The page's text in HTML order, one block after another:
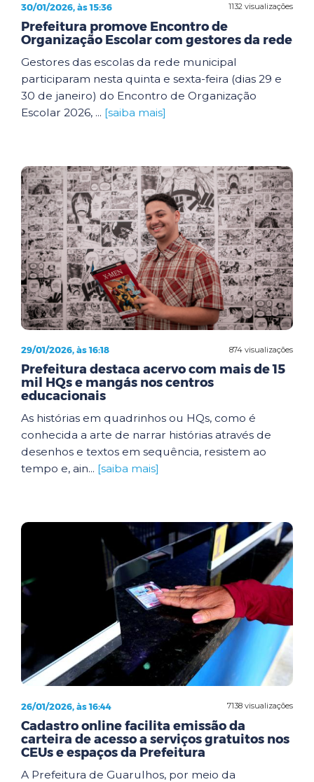
1132 visualizações
30/01/2026, às 15:36
Prefeitura promove Encontro de
Organização Escolar com gestores da rede
Gestores das escolas da rede municipal
participaram nesta quinta e sexta-feira (dias 29 e
30 de janeiro) do Encontro de Organização
Escolar 2026, ... [saiba mais]
874 visualizações
29/01/2026, às 16:18
Prefeitura destaca acervo com mais de 15
mil HQs e mangás nos centros
educacionais
As histórias em quadrinhos ou HQs, como é
conhecida a arte de narrar histórias através de
desenhos e textos em sequência, resistem ao
tempo e, ain... [saiba mais]
7138 visualizações
26/01/2026, às 16:44
Cadastro online facilita emissão da
carteira de acesso a serviços gratuitos nos
CEUs e espaços da Prefeitura
A Prefeitura de Guarulhos, por meio da